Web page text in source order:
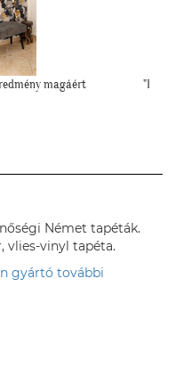
a gyönyörű
tapéta."
Német tapéták.
vlies-vinyl tapéta.
gyártó további